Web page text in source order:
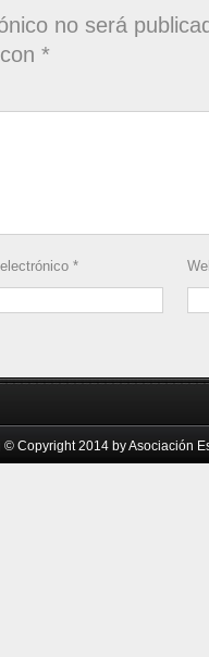
no será
*
*
© Copyright 2014 by Asociación